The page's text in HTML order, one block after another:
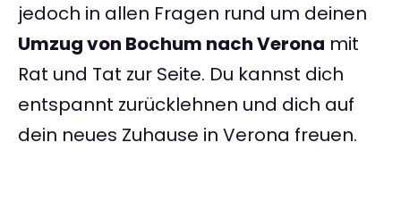
jedoch in allen Fragen rund um deinen
Umzug von Bochum nach Verona mit
Rat und Tat zur Seite. Du kannst dich
entspannt zurücklehnen und dich auf
dein neues Zuhause in Verona freuen.